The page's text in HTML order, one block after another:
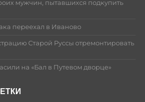
мужчин, пытавшихся подкупить
переехал в Иваново
Старой Руссы отремонтировать
на «Бал в Путевом дворце»